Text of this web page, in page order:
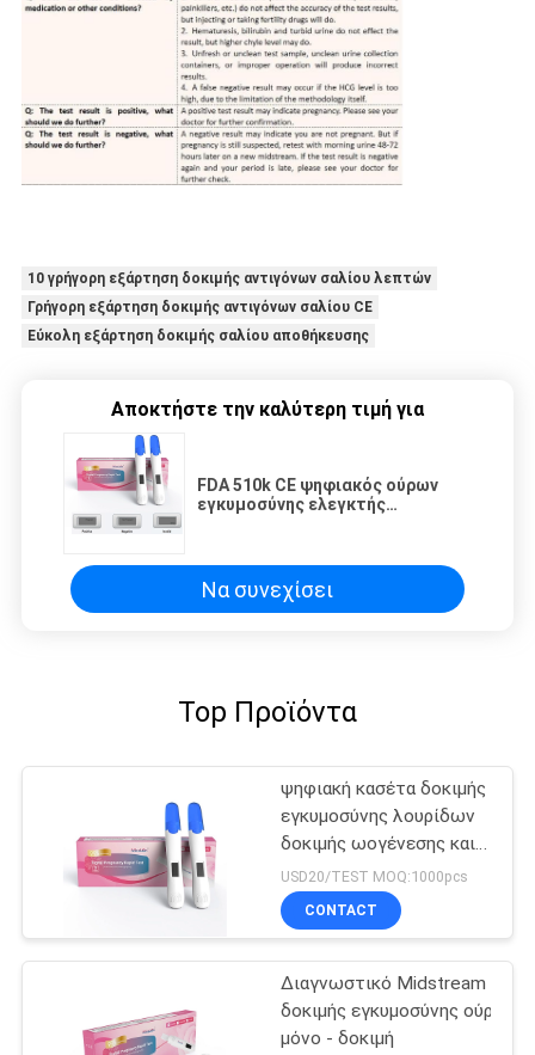
10 γρήγορη εξάρτηση δοκιμής αντιγόνων σαλίου λεπτών
Γρήγορη εξάρτηση δοκιμής αντιγόνων σαλίου CE
Εύκολη εξάρτηση δοκιμής σαλίου αποθήκευσης
Αποκτήστε την καλύτερη τιμή για
FDA 510k CE ψηφιακός ούρων
εγκυμοσύνης ελεγκτής
Να συνεχίσει
Top Προϊόντα
ψηφιακή κασέτα δοκιμής
εγκυμοσύνης λουρίδων
δοκιμής ωογένεσης και
λουρίδων δοκιμής
εγκυμοσύνης
USD20/TEST MOQ:1000pcs
CONTACT
Διαγνωστικό Midstream
δοκιμής εγκυμοσύνης ούρων
μόνο - δοκιμή